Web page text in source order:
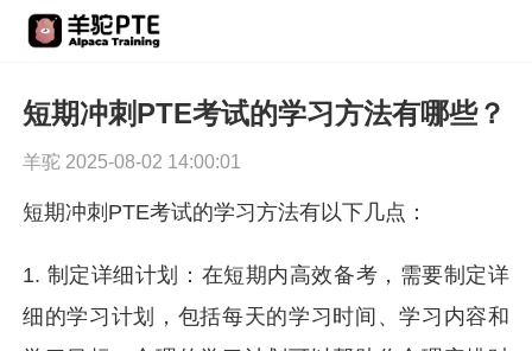
短期冲刺PTE考试的学习方法有哪些？
羊驼 2025-08-02 14:00:01
短期冲刺PTE考试的学习方法有以下几点：
1. 制定详细计划：在短期内高效备考，需要制定详
细的学习计划，包括每天的学习时间、学习内容和